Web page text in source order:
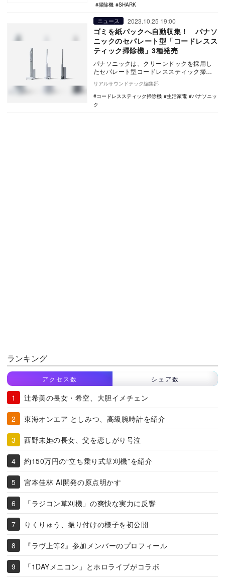
掃除機
SHARK
ニュース 2023.10.25 19:00
ゴミを紙パックへ自動収集！ パナソ
ニックのセパレート型「コードレスス
ティック掃除機」3種発売
パナソニックは、クリーンドックを採用し
たセパレート型コードレススティック掃除
機3機種を『MC-NS100K』『MC-NS70F』
…
リアルサウンドテック編集部
コードレススティック掃除機
生活家電
パナソニッ
ク
ランキング
アクセス数 シェア数
辻希美の長女・希空、大胆イメチェン
東海オンエア としみつ、高級腕時計を紹介
西野未姫の長女、父を恋しがり号泣
約150万円の“立ち乗り式草刈機”を紹介
宮本佳林 AI開発の原点明かす
「ラジコン草刈機」の爽快な実力に反響
りくりゅう、振り付けの様子を初公開
『ラヴ上等2』参加メンバーのプロフィール
「1DAYメニコン」とホロライブがコラボ